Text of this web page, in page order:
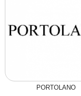
PORTOLANO